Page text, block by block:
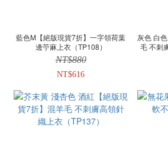
藍色M【絕版現貨7折】一字領荷葉
邊苧麻上衣（TP108）
NT$880
NT$616
灰色 白
毛 不刺